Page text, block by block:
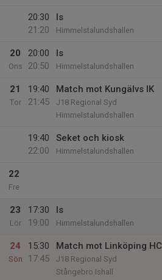
20:30
21:20
Is
Himmelstalundshallen
20
Ons
20:00
20:50
Is
Himmelstalundshallen
21
Tor
19:40
21:45
Match mot Kungälvs IK
J18 Regional Syd
Himmelstalundshallen
19:40
22:00
Seket och kiosk
Himmelstalundshallen
22
Fre
23
Lör
17:30
19:00
Is
Himmelstalundshallen
24
Sön
15:30
17:45
Match mot Linköping HC
J18 Regional Syd
Stångebro Ishall